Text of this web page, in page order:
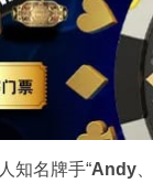
知名牌手“Andy